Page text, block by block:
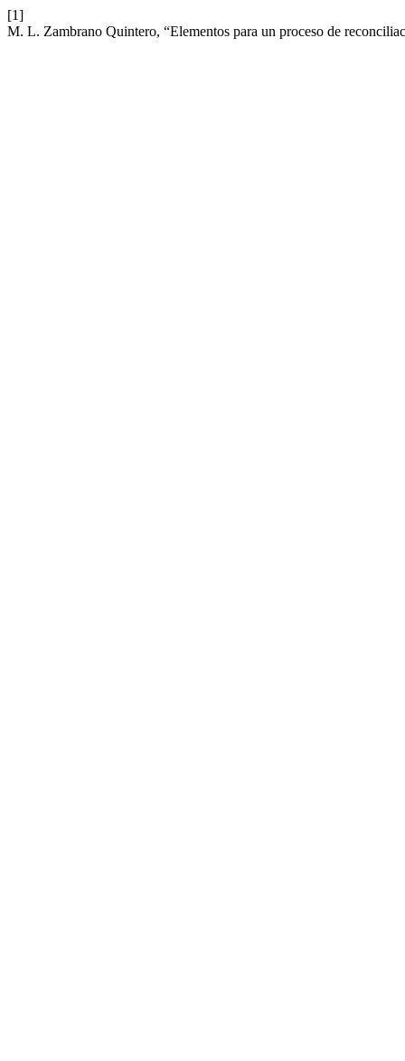
[1]
M. L. Zambrano Quintero, “Elementos para un proceso de